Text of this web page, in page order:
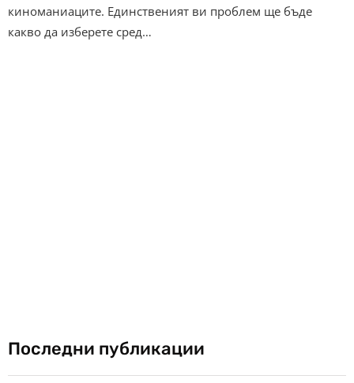
киноманиаците. Единственият ви проблем ще бъде
какво да изберете сред…
Последни публикации